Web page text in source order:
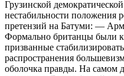
Грузинской
нестабильности положения
претензий на Батуми: —
Формально британцы были
призванные
распространения
оболочка правды. На самом